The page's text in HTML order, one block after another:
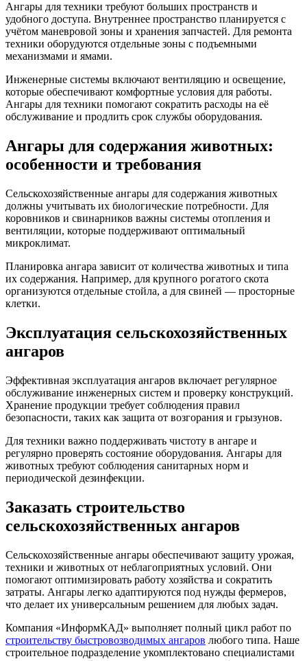
Ангары для техники требуют больших пространств и
удобного доступа. Внутреннее пространство планируется с
учётом маневровой зоны и хранения запчастей. Для ремонта
техники оборудуются отдельные зоны с подъемными
механизмами и ямами.
Инженерные системы включают вентиляцию и освещение,
которые обеспечивают комфортные условия для работы.
Ангары для техники помогают сократить расходы на её
обслуживание и продлить срок службы оборудования.
Ангары для содержания животных:
особенности и требования
Сельскохозяйственные ангары для содержания животных
должны учитывать их биологические потребности. Для
коровников и свинарников важны системы отопления и
вентиляции, которые поддерживают оптимальный
микроклимат.
Планировка ангара зависит от количества животных и типа
их содержания. Например, для крупного рогатого скота
организуются отдельные стойла, а для свиней — просторные
клетки.
Эксплуатация сельскохозяйственных
ангаров
Эффективная эксплуатация ангаров включает регулярное
обслуживание инженерных систем и проверку конструкций.
Хранение продукции требует соблюдения правил
безопасности, таких как защита от возгорания и грызунов.
Для техники важно поддерживать чистоту в ангаре и
регулярно проверять состояние оборудования. Ангары для
животных требуют соблюдения санитарных норм и
периодической дезинфекции.
Заказать строительство
сельскохозяйственных ангаров
Сельскохозяйственные ангары обеспечивают защиту урожая,
техники и животных от неблагоприятных условий. Они
помогают оптимизировать работу хозяйства и сократить
затраты. Ангары легко адаптируются под нужды фермеров,
что делает их универсальным решением для любых задач.
Компания «ИнформКАД» выполняет полный цикл работ по
строительству быстровозводимых ангаров любого типа. Наше
строительное подразделение укомплектовано специалистами